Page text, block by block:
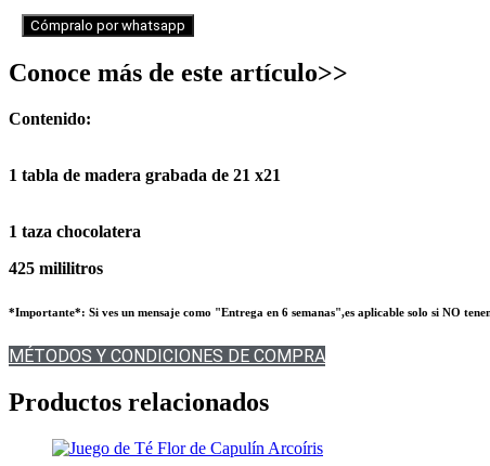
Cómpralo por whatsapp
Conoce más de este artículo>>
Contenido:
1 tabla de madera grabada de 21 x21
1 taza chocolatera
425 mililitros
*Importante*: Si ves un mensaje como "Entrega en 6 semanas",es aplicable solo si NO
MÉTODOS Y CONDICIONES DE COMPRA
Productos relacionados